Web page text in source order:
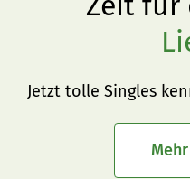
Jetzt tolle Singles